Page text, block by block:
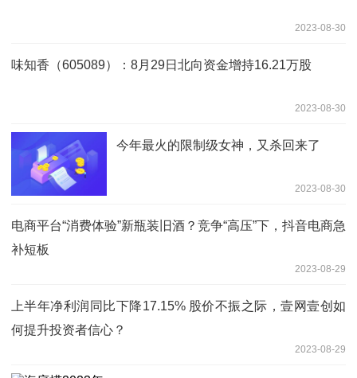
2023-08-30
味知香（605089）：8月29日北向资金增持16.21万股
2023-08-30
今年最火的限制级女神，又杀回来了
2023-08-30
电商平台“消费体验”新瓶装旧酒？竞争“高压”下，抖音电商急
补短板
2023-08-29
上半年净利润同比下降17.15% 股价不振之际，壹网壹创如
何提升投资者信心？
2023-08-29